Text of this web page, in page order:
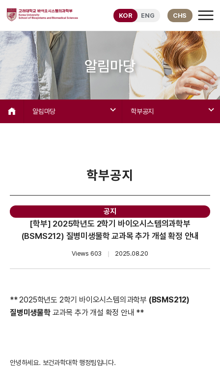
KOR ENG CHS
알림마당
알림마당 학부공지
학부공지
공지
[학부] 2025학년도 2학기 바이오시스템의과학부
(BSMS212) 질병미생물학 교과목 추가 개설 확정 안내
Views 603 ｜ 2025.08.20
** 2025학년도 2학기 바이오시스템의과학부 (BSMS212)
질병미생물학교과목 추가 개설 확정 안내 **
안녕하세요. 보건과학대학 행정팀입니다.